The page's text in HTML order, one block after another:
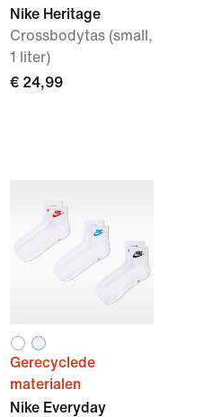
Nike Heritage
Crossbodytas (small,
1 liter)
€ 24,99
Gerecyclede
materialen
Nike Everyday